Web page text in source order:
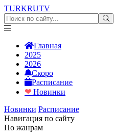
TURKRUTV
Главная
2025
2026
Скоро
Расписание
❤Новинки
Новинки Расписание
Навигация по сайту
По жанрам